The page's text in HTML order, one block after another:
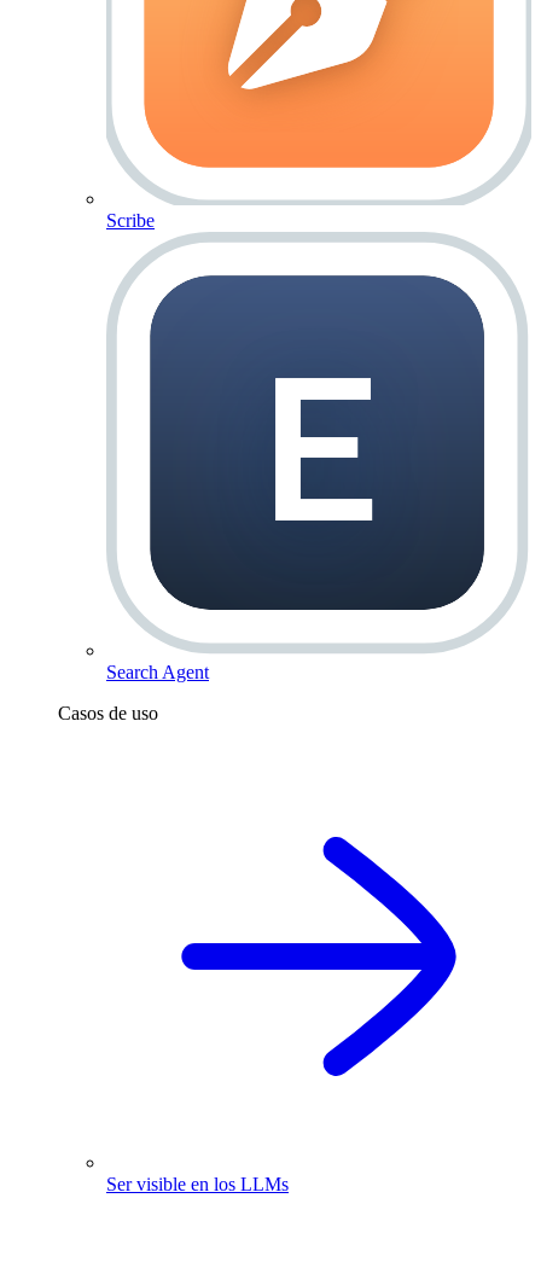
Scribe
Search Agent
Casos de uso
Ser visible en los LLMs